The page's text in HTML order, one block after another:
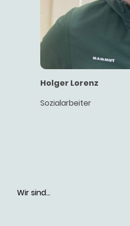
Holger Lorenz
Sozialarbeiter
Wir sind...